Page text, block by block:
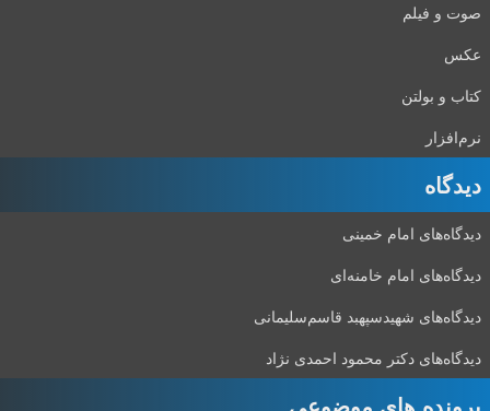
صوت و فیلم
عکس
کتاب و بولتن
نرم‌افزار
دیدگاه‌
دیدگاه‌های امام خمینی
دیدگاه‌های امام خامنه‌ای
دیدگاه‌های شهید‌سپهبد قاسم‌سلیمانی
دیدگاه‌های دکتر محمود احمدی نژاد